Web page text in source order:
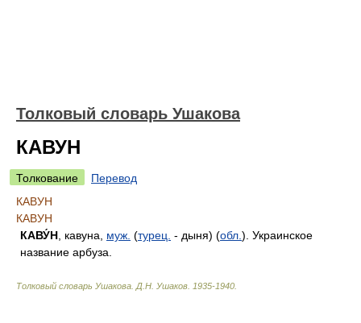
Толковый словарь Ушакова
КАВУН
Толкование
Перевод
КАВУН
КАВУН
КАВУ́Н , кавуна, муж. (турец. - дыня) (обл. ). Украинское
название арбуза.
Толковый словарь Ушакова Д.Н. Ушаков. 1935-1940